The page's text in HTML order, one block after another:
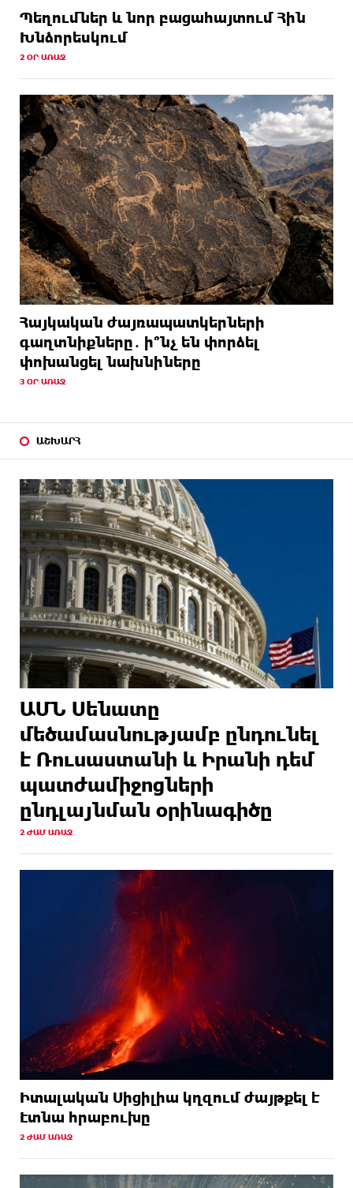
Պեղումներ և նոր բացահայտում Հին
Խնձորեսկում
2 ՕՐ ԱՌԱՋ
Հայկական ժայռապատկերների
գաղտնիքները․ ի՞նչ են փորձել
փոխանցել նախնիները
3 ՕՐ ԱՌԱՋ
ԱՇԽԱՐՀ
ԱՄՆ Սենատը
մեծամասնությամբ ընդունել
է Ռուսաստանի և Իրանի դեմ
պատժամիջոցների
ընդլայնման օրինագիծը
2 ԺԱՄ ԱՌԱՋ
Իտալական Սիցիլիա կղզում ժայթքել է
Էտնա հրաբուխը
2 ԺԱՄ ԱՌԱՋ